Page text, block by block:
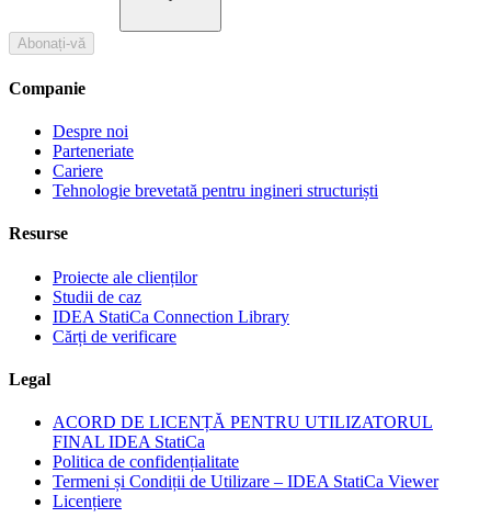
Abonați-vă
Companie
Despre noi
Parteneriate
Cariere
Tehnologie brevetată pentru ingineri structuriști
Resurse
Proiecte ale clienților
Studii de caz
IDEA StatiCa Connection Library
Cărți de verificare
Legal
ACORD DE LICENȚĂ PENTRU UTILIZATORUL
FINAL IDEA StatiCa
Politica de confidențialitate
Termeni și Condiții de Utilizare – IDEA StatiCa Viewer
Licențiere